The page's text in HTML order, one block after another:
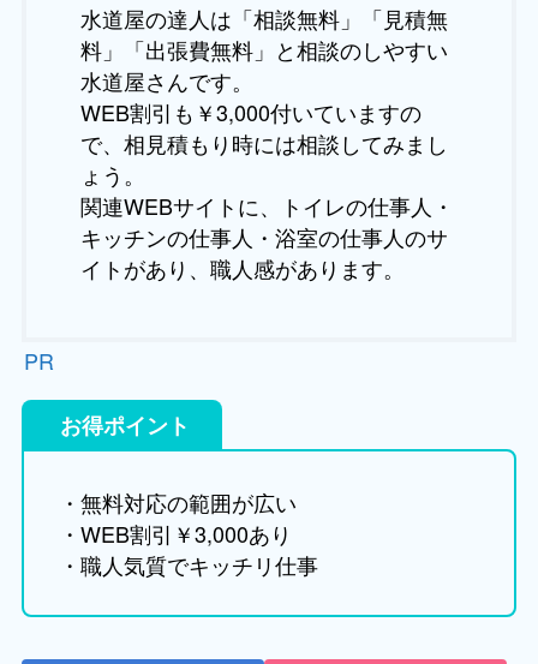
水道屋の達人は「相談無料」「見積無
料」「出張費無料」と相談のしやすい
水道屋さんです。
WEB割引も￥3,000付いていますの
で、相見積もり時には相談してみまし
ょう。
関連WEBサイトに、トイレの仕事人・
キッチンの仕事人・浴室の仕事人のサ
イトがあり、職人感があります。
PR
お得ポイント
・無料対応の範囲が広い
・WEB割引￥3,000あり
・職人気質でキッチリ仕事